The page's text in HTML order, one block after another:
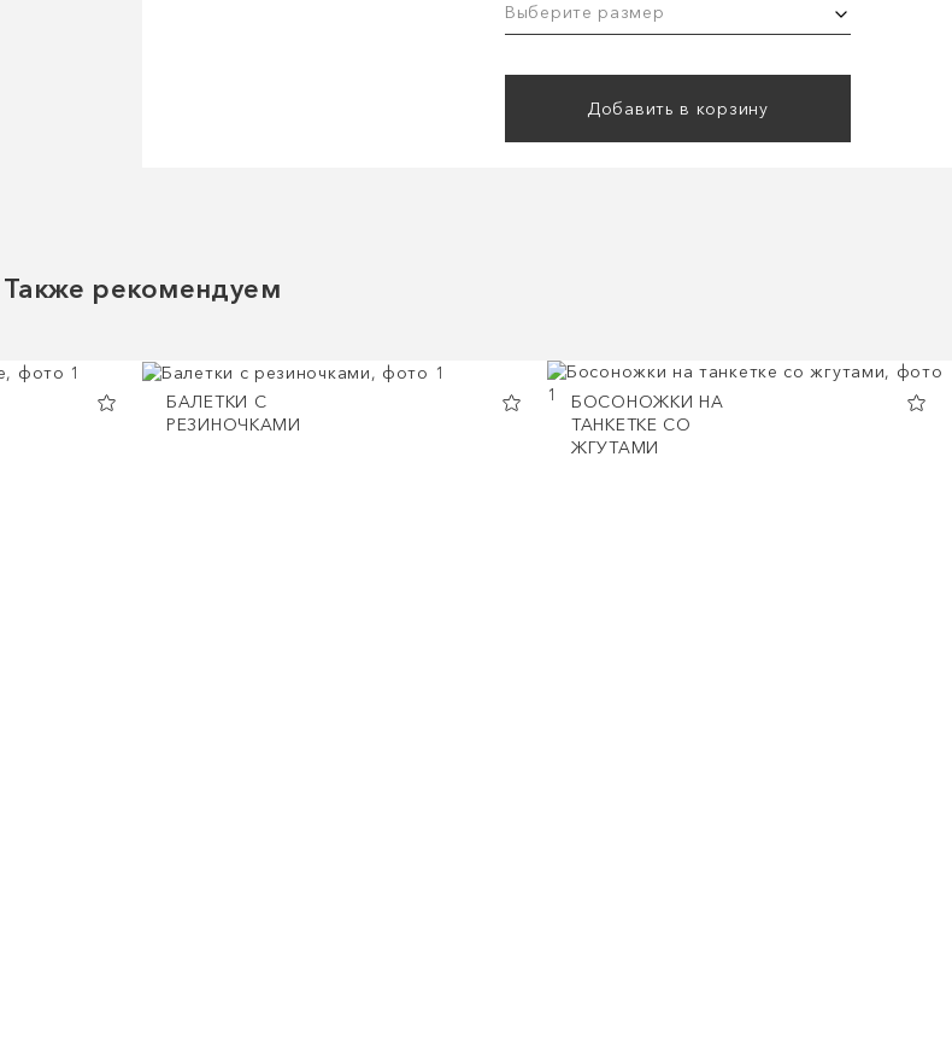
Выберите размер
Добавить в корзину
Также рекомендуем
БАЛЕТКИ С
РЕЗИНОЧКАМИ
БОСОНОЖКИ НА
ТАНКЕТКЕ СО
ЖГУТАМИ